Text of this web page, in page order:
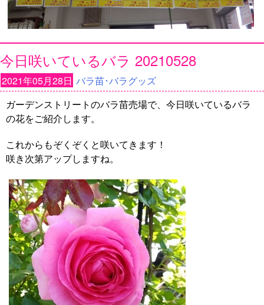
今日咲いているバラ 20210528
2021年05月28日 バラ苗･バラグッズ
ガーデンストリートのバラ苗売場で、今日咲いているバラ
の花をご紹介します。
これからもぞくぞくと咲いてきます！
咲き次第アップしますね。